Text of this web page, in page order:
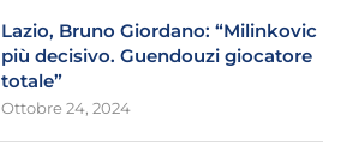
Lazio, Bruno Giordano: “Milinkovic
più decisivo. Guendouzi giocatore
totale”
Ottobre 24, 2024